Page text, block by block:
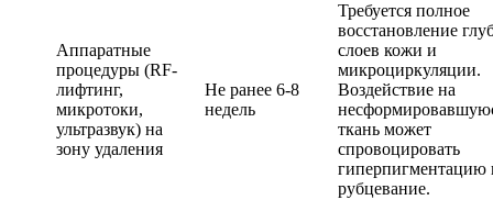
Аппаратные
процедуры (RF-
лифтинг,
микротоки,
ультразвук) на
зону удаления
Не ранее 6-8
недель
Требуется полное
восстановление
слоев кожи и
микроциркуляции.
Воздействие на
ткань может
спровоцировать
гиперпигментацию
рубцевание.